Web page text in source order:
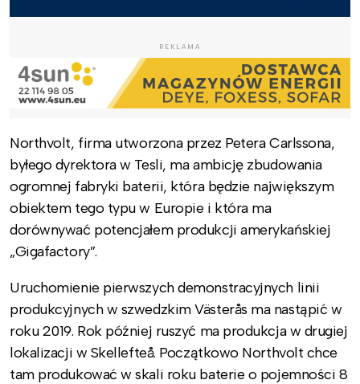
REKLAMA
Northvolt, firma utworzona przez Petera Carlssona,
byłego dyrektora w Tesli, ma ambicję zbudowania
ogromnej fabryki baterii, która będzie największym
obiektem tego typu w Europie i która ma
dorównywać potencjałem produkcji amerykańskiej
„Gigafactory”.
Uruchomienie pierwszych demonstracyjnych linii
produkcyjnych w szwedzkim Västerås ma nastąpić w
roku 2019. Rok później ruszyć ma produkcja w drugiej
lokalizacji w Skellefteå. Początkowo Northvolt chce
tam produkować w skali roku baterie o pojemności 8